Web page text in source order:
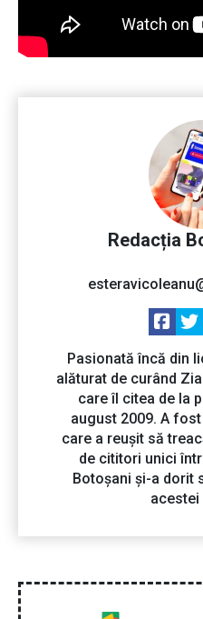
Redacția
Pasionată încă din
alăturat de curând
care îl citea de la
august 2009. A
care a reușit să
de cititori unici
Botoșani și-a dorit
acestei